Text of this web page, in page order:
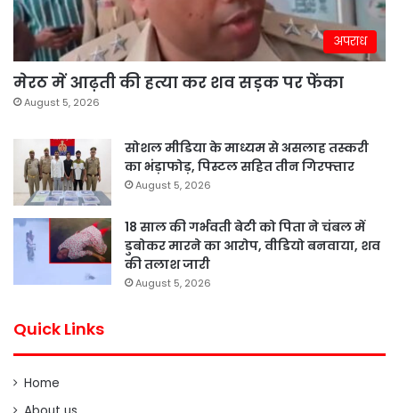
अपराध
मेरठ में आढ़ती की हत्या कर शव सड़क पर फेंका
August 5, 2026
सोशल मीडिया के माध्यम से असलाह तस्करी
का भंड़ाफोड़, पिस्टल सहित तीन गिरफ्तार
August 5, 2026
18 साल की गर्भवती बेटी को पिता ने चंबल में
डुबोकर मारने का आरोप, वीडियो बनवाया, शव
की तलाश जारी
August 5, 2026
Quick Links
Home